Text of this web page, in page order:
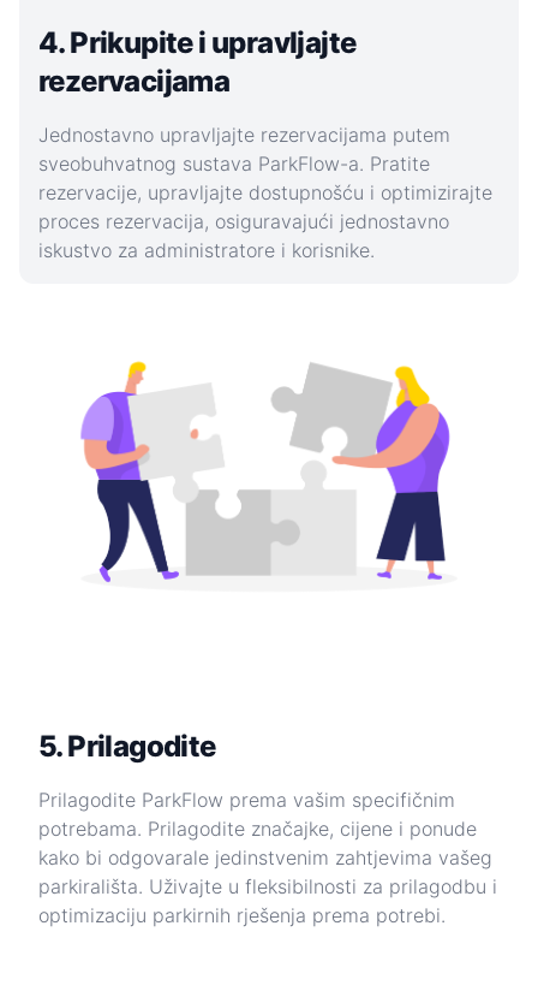
4. Prikupite i upravljajte
rezervacijama
Jednostavno upravljajte rezervacijama putem
sveobuhvatnog sustava ParkFlow-a. Pratite
rezervacije, upravljajte dostupnošću i optimizirajte
proces rezervacija, osiguravajući jednostavno
iskustvo za administratore i korisnike.
5. Prilagodite
Prilagodite ParkFlow prema vašim specifičnim
potrebama. Prilagodite značajke, cijene i ponude
kako bi odgovarale jedinstvenim zahtjevima vašeg
parkirališta. Uživajte u fleksibilnosti za prilagodbu i
optimizaciju parkirnih rješenja prema potrebi.